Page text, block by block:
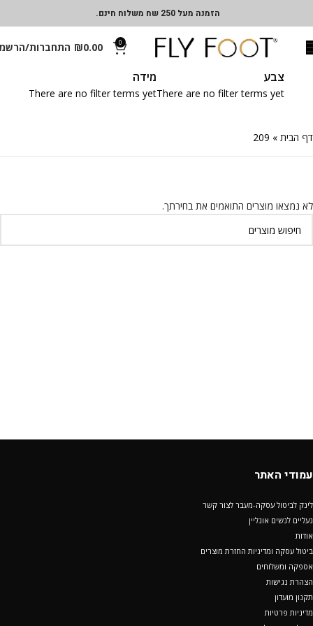
הזמנה מעל 250 שח משלוח חינם.
0
₪0.00 התחברות/
צבע
There are no filter terms yet
מידה
There are no filter terms yet
דף הבית »
209
לא נמצאו מוצרים התואמים את בחירתך.
עמודי האתר
לינק לביטול עסקה-מעבר לצור קשר
נעליים לנשים אונליין
אודות
ביטול עסקה ומדיניות החזרת מוצרים
אספקה ומשלוחים
הצהרת נגישות
תקנון מועדון
מדיניות פרטיות